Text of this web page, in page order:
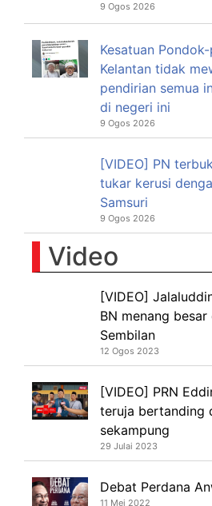
9 Ogos 2026
Kesatuan
Kelantan tidak
pendirian semua
di negeri ini
9 Ogos 2026
[VIDEO] PN
tukar kerusi
Samsuri
9 Ogos 2026
Video
[VIDEO]
BN menang
Sembilan
12 Ogos 2023
[VIDEO] PRN
teruja bertanding
sekampung
29 Julai 2023
Debat Perdana
11 Mei 2022